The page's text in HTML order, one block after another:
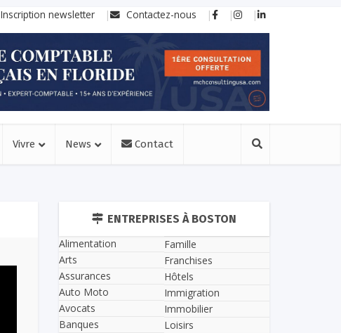
Inscription newsletter Contactez-nous
Vivre News Contact
ENTREPRISES À BOSTON
Alimentation
Arts
Assurances
Auto Moto
Avocats
Banques
Famille
Franchises
Hôtels
Immigration
Immobilier
Loisirs